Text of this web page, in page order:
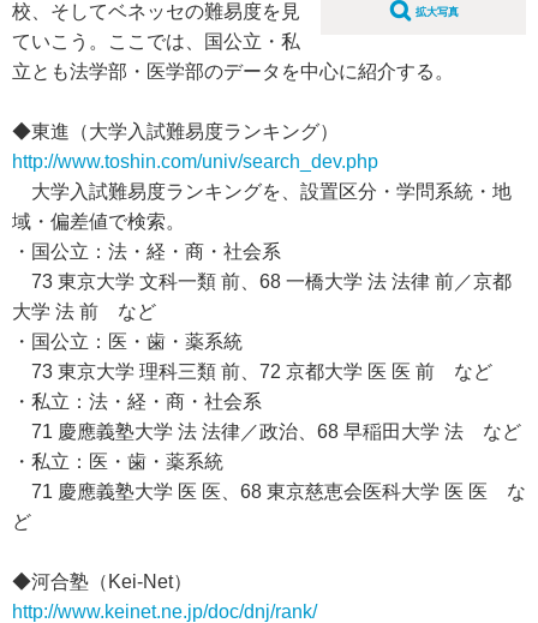
拡大写真
校、そしてベネッセの難易度を見
ていこう。ここでは、国公立・私
立とも法学部・医学部のデータを中心に紹介する。
◆東進（大学入試難易度ランキング）
http://www.toshin.com/univ/search_dev.php
大学入試難易度ランキングを、設置区分・学問系統・地
域・偏差値で検索。
・国公立：法・経・商・社会系
73 東京大学 文科一類 前、68 一橋大学 法 法律 前／京都
大学 法 前 など
・国公立：医・歯・薬系統
73 東京大学 理科三類 前、72 京都大学 医 医 前 など
・私立：法・経・商・社会系
71 慶應義塾大学 法 法律／政治、68 早稲田大学 法 など
・私立：医・歯・薬系統
71 慶應義塾大学 医 医、68 東京慈恵会医科大学 医 医 な
ど
◆河合塾（Kei-Net）
http://www.keinet.ne.jp/doc/dnj/rank/